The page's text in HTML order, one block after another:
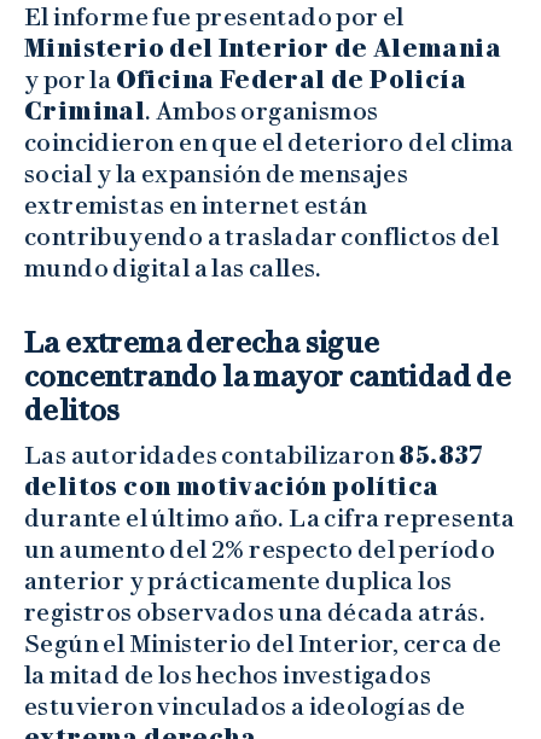
El informe fue presentado por el
Ministerio del Interior de Alemania
y por la Oficina Federal de Policía
Criminal. Ambos organismos
coincidieron en que el deterioro del clima
social y la expansión de mensajes
extremistas en internet están
contribuyendo a trasladar conflictos del
mundo digital a las calles.
La extrema derecha sigue
concentrando la mayor cantidad de
delitos
Las autoridades contabilizaron85.837
delitos con motivación política
durante el último año. La cifra representa
un aumento del 2% respecto del período
anterior y prácticamente duplica los
registros observados una década atrás.
Según el Ministerio del Interior, cerca de
la mitad de los hechos investigados
estuvieron vinculados a ideologías de